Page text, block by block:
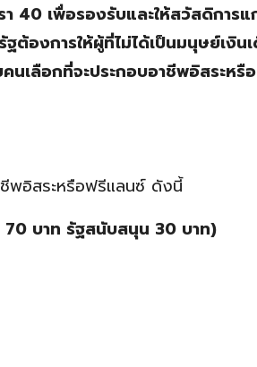
40 เพื่อรองรับและให้สวัสดิการแ
องการให้ผู้ที่ไม่ได้เป็นมนุษย์เงิน
เลือกที่จะประกอบอาชีพอิสระหรือ
พอิสระหรือฟรีแลนซ์ ดังนี้
70 บาท รัฐสนับสนุน 30 บาท)